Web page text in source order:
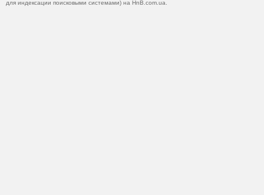
для индексации поисковыми системами) на HnB.com.ua.